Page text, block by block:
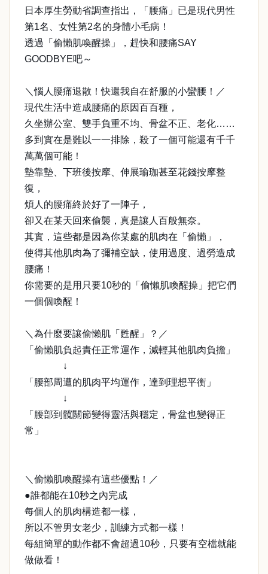
日本厚生勞動省調查指出，「腰痛」已是現代男性
第1名、女性第2名的身體小毛病！
透過「偷懶肌喚醒操」，趕快和腰痛SAY
GOODBYE吧～
＼惱人腰痛退散！快還我自在舒服的小蠻腰！／
現代生活中造成腰痛的原因百百種，
久坐辦公室、雙手負重不均、骨盆不正、老化……
多到實在是難以一一排除，殺了一個可能還有千千
萬萬個可能！
墊靠墊、下班後按摩、伸展瑜珈甚至花錢按摩整
復，
煩人的腰痛終於好了一陣子，
卻又在某天回來偷襲，真是讓人百般無奈。
其實，這些都是因為你某處的肌肉在「偷懶」，
使得其他肌肉為了彌補空缺，使用過度、過勞造成
腰痛！
你需要的是用只要10秒的「偷懶肌喚醒操」把它們
一個個喚醒！
＼為什麼要讓偷懶肌「甦醒」？／
「偷懶肌負起責任正常運作，減輕其他肌肉負擔」
↓
「腰部周遭的肌肉平均運作，達到理想平衡」
↓
「腰部到髖關節變得靈活與穩定，骨盆也變得正
常」
＼偷懶肌喚醒操有這些優點！／
●誰都能在10秒之內完成
每個人的肌肉構造都一樣，
所以不管男女老少，訓練方式都一樣！
每組簡單的動作都不會超過10秒，只要有空檔就能
做做看！